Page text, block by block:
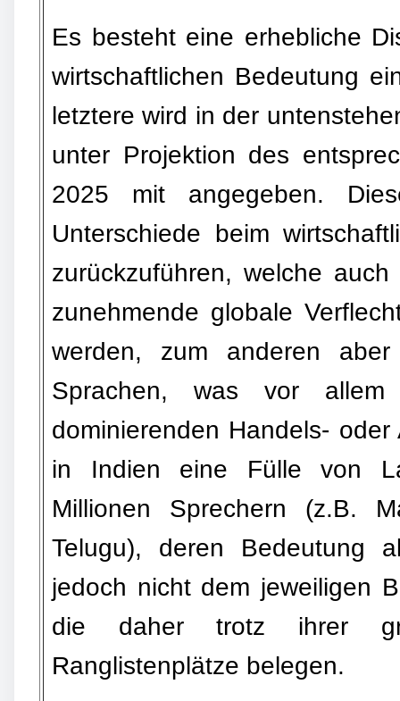
Es besteht eine erhebliche
wirtschaftlichen Bedeutung
letztere wird in der
unter Projektion des
2025 mit angegeben.
Unterschiede beim
zurückzuführen, welche
zunehmende globale
werden, zum anderen
Sprachen, was vor allem
dominierenden Handels-
in Indien eine Fülle von
Millionen Sprechern (z.B.
Telugu), deren Bedeutung
jedoch nicht dem jeweiligen
die daher trotz ihrer
Ranglistenplätze belegen.